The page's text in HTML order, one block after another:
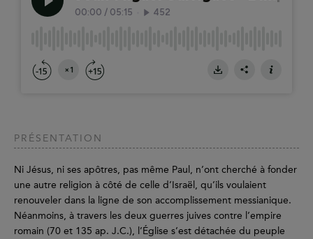
PRÉSENTATION
Ni Jésus, ni ses apôtres, pas même Paul, n’ont cherché à fonder
une autre religion à côté de celle d’Israël, qu’ils voulaient
renouveler dans la ligne de son accomplissement messianique.
Néanmoins, à travers les deux guerres juives contre l’empire
romain (70 et 135 ap. J.C.), l’Église s’est détachée du peuple